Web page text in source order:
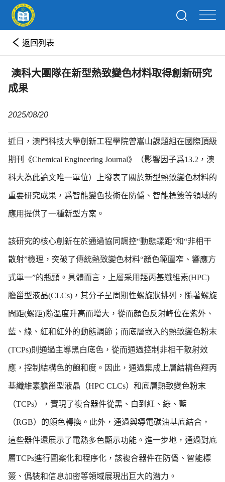
返回列表
​ 澳科大團隊在新型熱致變色材料取得創新研究
成果
2025/08/20
近日，澳門科技大學創新工程學院曾嵩山課題組在國際頂級
期刊《Chemical Engineering Journal》（影響因子爲13.2，澳
科大為此論文唯一單位）上發表了關於新型熱致變色材料的
重要研究成果，爲智能變色技術在防僞、智能標簽等領域的
應用提供了一種新型方案。
該研究的核心創新在於通過協同調控“動態螺距”和“非相干
散射”機理，突破了傳統熱致變色材料“顔色範圍窄、響應方
式單一”的瓶頸。具體而言，上層采用羥丙基纖維素(HPC)
膽甾型液晶(CLCs)，其分子呈周期性螺旋狀排列，隨著螺旋
間距(螺距)隨溫度升高而增大，從而顔色反射峰位在紫外、
藍、綠、紅和紅外的動態調節；而底層嵌入的熱致變色粉末
(TCPs)則通過主導黑白底色，從而通過控制非相干散射效
應，控制結構色的飽和度。因此，通過集成上層結構色羥丙
基纖維素膽甾型液晶（HPC CLCs）和底層熱致變色粉末
（TCPs），實現了複合器件從黑、白到紅、綠、藍
（RGB）的顔色轉換。此外，通過與導電碳油基底結合，
這些器件還展示了電熱多色顯示功能。進一步地，通過對底
層TCPs進行圖案化和程序化，該複合器件在防僞、智能標
簽、僞裝和信息加密等領域展現出巨大的潜力。